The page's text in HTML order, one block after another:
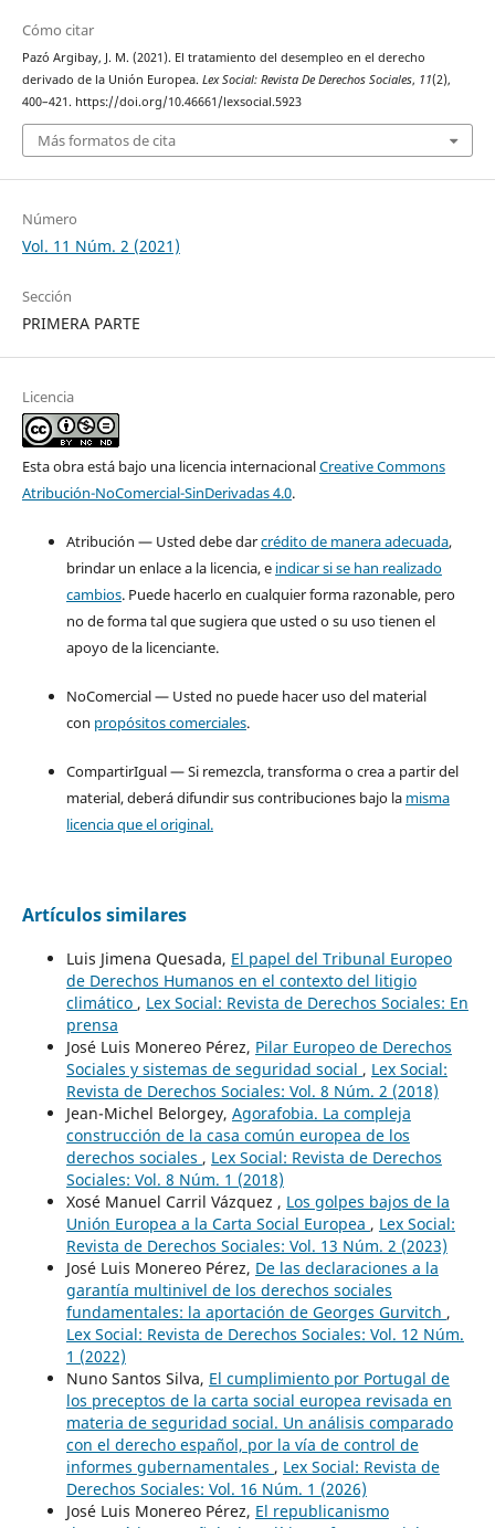
Cómo citar
Pazó Argibay, J. M. (2021). El tratamiento del desempleo en el derecho
derivado de la Unión Europea. Lex Social: Revista De Derechos Sociales, 11(2),
400–421. https://doi.org/10.46661/lexsocial.5923
Más formatos de cita
Número
Vol. 11 Núm. 2 (2021)
Sección
PRIMERA PARTE
Licencia
Esta obra está bajo una licencia internacionalCreative Commons
Atribución-NoComercial-SinDerivadas 4.0.
Atribución — Usted debe darcrédito de manera adecuada,
brindar un enlace a la licencia, e indicar si se han realizado
cambios. Puede hacerlo en cualquier forma razonable, pero
no de forma tal que sugiera que usted o su uso tienen el
apoyo de la licenciante.
NoComercial — Usted no puede hacer uso del material
con propósitos comerciales.
CompartirIgual — Si remezcla, transforma o crea a partir del
material, deberá difundir sus contribuciones bajo la misma
licencia que el original.
Artículos similares
Luis Jimena Quesada, El papel del Tribunal Europeo
de Derechos Humanos en el contexto del litigio
climático , Lex Social: Revista de Derechos Sociales: En
prensa
José Luis Monereo Pérez, Pilar Europeo de Derechos
Sociales y sistemas de seguridad social , Lex Social:
Revista de Derechos Sociales: Vol. 8 Núm. 2 (2018)
Jean-Michel Belorgey, Agorafobia. La compleja
construcción de la casa común europea de los
derechos sociales , Lex Social: Revista de Derechos
Sociales: Vol. 8 Núm. 1 (2018)
Xosé Manuel Carril Vázquez , Los golpes bajos de la
Unión Europea a la Carta Social Europea , Lex Social:
Revista de Derechos Sociales: Vol. 13 Núm. 2 (2023)
José Luis Monereo Pérez, De las declaraciones a la
garantía multinivel de los derechos sociales
fundamentales: la aportación de Georges Gurvitch ,
Lex Social: Revista de Derechos Sociales: Vol. 12 Núm.
1 (2022)
Nuno Santos Silva, El cumplimiento por Portugal de
los preceptos de la carta social europea revisada en
materia de seguridad social. Un análisis comparado
con el derecho español, por la vía de control de
informes gubernamentales , Lex Social: Revista de
Derechos Sociales: Vol. 16 Núm. 1 (2026)
José Luis Monereo Pérez, El republicanismo